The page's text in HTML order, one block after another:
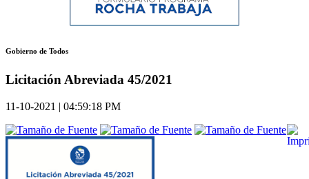
Gobierno de Todos
Licitación Abreviada 45/2021
11-10-2021 | 04:59:18 PM